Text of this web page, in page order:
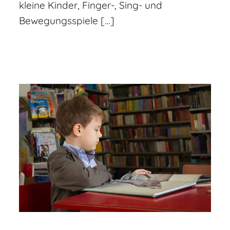
kleine Kinder, Finger-, Sing- und
Bewegungsspiele […]